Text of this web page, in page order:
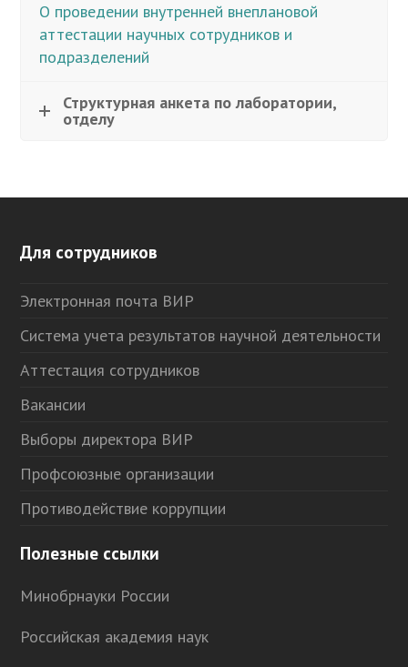
О проведении внутренней внеплановой
аттестации научных сотрудников и
подразделений
Структурная анкета по лаборатории,
отделу
Для сотрудников
Электронная почта ВИР
Система учета результатов научной деятельности
Аттестация сотрудников
Вакансии
Выборы директора ВИР
Профсоюзные организации
Противодействие коррупции
Полезные ссылки
Минобрнауки России
Российская академия наук